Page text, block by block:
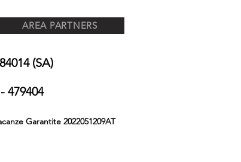
AREA PARTNERS
(SA)
479404
Garantite 2022051209AT